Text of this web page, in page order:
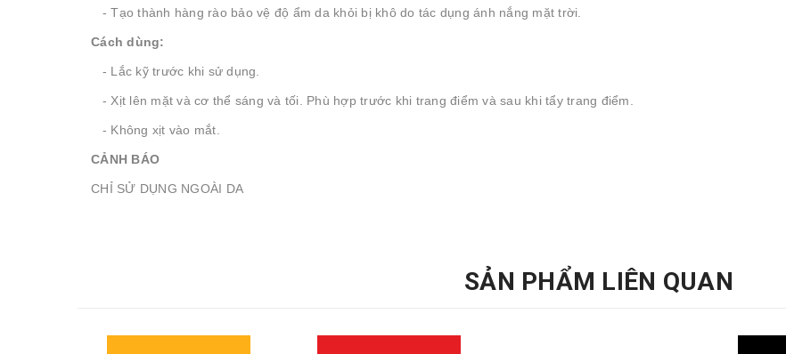
- Tạo thành hàng rào bảo vệ độ ẩm da khỏi bị khô do tác dụng ánh nắng mặt trời.
Cách dùng:
- Lắc kỹ trước khi sử dụng.
- Xịt lên mặt và cơ thể sáng và tối. Phù hợp trước khi trang điểm và sau khi tẩy trang điểm.
- Không xịt vào mắt.
CẢNH BÁO
CHỈ SỬ DỤNG NGOÀI DA
SẢN PHẨM LIÊN QUAN